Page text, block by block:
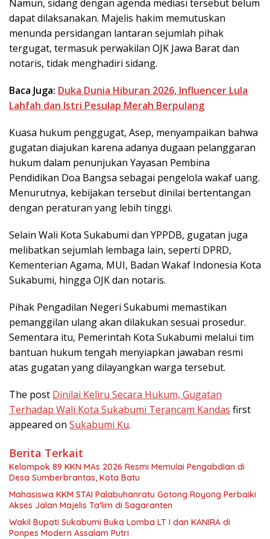
Namun, sidang dengan agenda mediasi tersebut belum
dapat dilaksanakan. Majelis hakim memutuskan
menunda persidangan lantaran sejumlah pihak
tergugat, termasuk perwakilan OJK Jawa Barat dan
notaris, tidak menghadiri sidang.
Baca Juga: Duka Dunia Hiburan 2026, Influencer Lula
Lahfah dan Istri Pesulap Merah Berpulang
Kuasa hukum penggugat, Asep, menyampaikan bahwa
gugatan diajukan karena adanya dugaan pelanggaran
hukum dalam penunjukan Yayasan Pembina
Pendidikan Doa Bangsa sebagai pengelola wakaf uang.
Menurutnya, kebijakan tersebut dinilai bertentangan
dengan peraturan yang lebih tinggi.
Selain Wali Kota Sukabumi dan YPPDB, gugatan juga
melibatkan sejumlah lembaga lain, seperti DPRD,
Kementerian Agama, MUI, Badan Wakaf Indonesia Kota
Sukabumi, hingga OJK dan notaris.
Pihak Pengadilan Negeri Sukabumi memastikan
pemanggilan ulang akan dilakukan sesuai prosedur.
Sementara itu, Pemerintah Kota Sukabumi melalui tim
bantuan hukum tengah menyiapkan jawaban resmi
atas gugatan yang dilayangkan warga tersebut.
The post Dinilai Keliru Secara Hukum, Gugatan
Terhadap Wali Kota Sukabumi Terancam Kandas first
appeared on Sukabumi Ku.
Berita Terkait
Kelompok 89 KKN MAs 2026 Resmi Memulai Pengabdian di
Desa Sumberbrantas, Kota Batu
Mahasiswa KKM STAI Palabuhanratu Gotong Royong Perbaiki
Akses Jalan Majelis Ta’lim di Sagaranten
Wakil Bupati Sukabumi Buka Lomba LT I dan KANIRA di
Ponpes Modern Assalam Putri